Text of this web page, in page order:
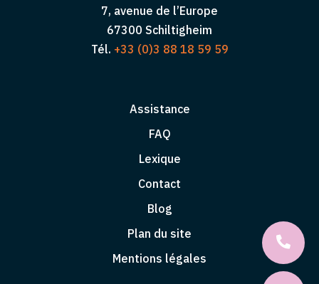
7, avenue de l’Europe
67300 Schiltigheim
Tél. +33 (0)3 88 18 59 59
Assistance
FAQ
Lexique
Contact
Blog
Plan du site
Mentions légales